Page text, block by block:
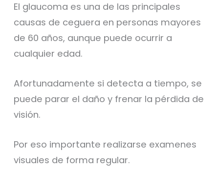
El glaucoma es una de las principales
causas de ceguera en personas mayores
de 60 años, aunque puede ocurrir a
cualquier edad.
Afortunadamente si detecta a tiempo, se
puede parar el daño y frenar la pérdida de
visión.
Por eso importante realizarse examenes
visuales de forma regular.